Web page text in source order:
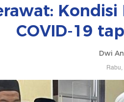
Kondisi
COVID-19
Dwi